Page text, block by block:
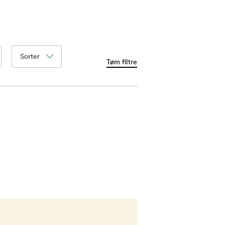
Sorter
Tøm filtre